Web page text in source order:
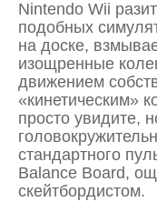
Nintendo Wii
подобных
на доске,
изощренные
движением
«кинетическим»
просто увидите,
стандартного
Balance Board,
скейтбордистом.